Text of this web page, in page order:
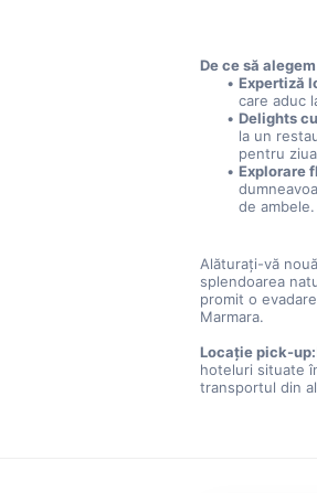
De ce să
Expertiză
care aduc
Delights
la un
pentru
Explorare
de ambele.
Alăturaţi-vă
splendoarea
promit o
Marmara.
Locație pick-up:
hoteluri situate
transportul din